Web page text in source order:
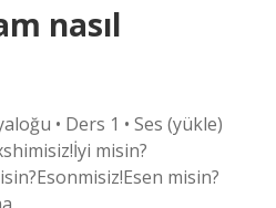
nasıl
• Ders 1 • Ses (yükle)
misin?
misin?